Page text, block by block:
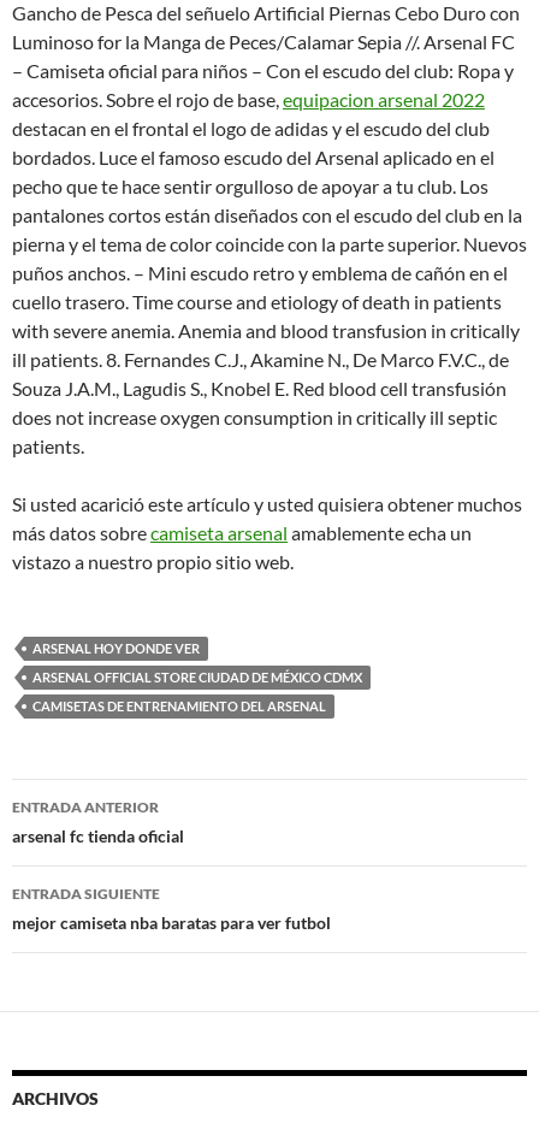
Gancho de Pesca del señuelo Artificial Piernas Cebo Duro con
Luminoso for la Manga de Peces/Calamar Sepia //. Arsenal FC
– Camiseta oficial para niños – Con el escudo del club: Ropa y
accesorios. Sobre el rojo de base,equipacion arsenal 2022
destacan en el frontal el logo de adidas y el escudo del club
bordados. Luce el famoso escudo del Arsenal aplicado en el
pecho que te hace sentir orgulloso de apoyar a tu club. Los
pantalones cortos están diseñados con el escudo del club en la
pierna y el tema de color coincide con la parte superior. Nuevos
puños anchos. – Mini escudo retro y emblema de cañón en el
cuello trasero. Time course and etiology of death in patients
with severe anemia. Anemia and blood transfusion in critically
ill patients. 8. Fernandes C.J., Akamine N., De Marco F.V.C., de
Souza J.A.M., Lagudis S., Knobel E. Red blood cell transfusión
does not increase oxygen consumption in critically ill septic
patients.
Si usted acarició este artículo y usted quisiera obtener muchos
más datos sobrecamiseta arsenal amablemente echa un
vistazo a nuestro propio sitio web.
ARSENAL HOY DONDE VER
ARSENAL OFFICIAL STORE CIUDAD DE MÉXICO CDMX
CAMISETAS DE ENTRENAMIENTO DEL ARSENAL
Navegación
de
entradas
ENTRADA ANTERIOR
arsenal fc tienda oficial
ENTRADA SIGUIENTE
mejor camiseta nba baratas para ver futbol
ARCHIVOS